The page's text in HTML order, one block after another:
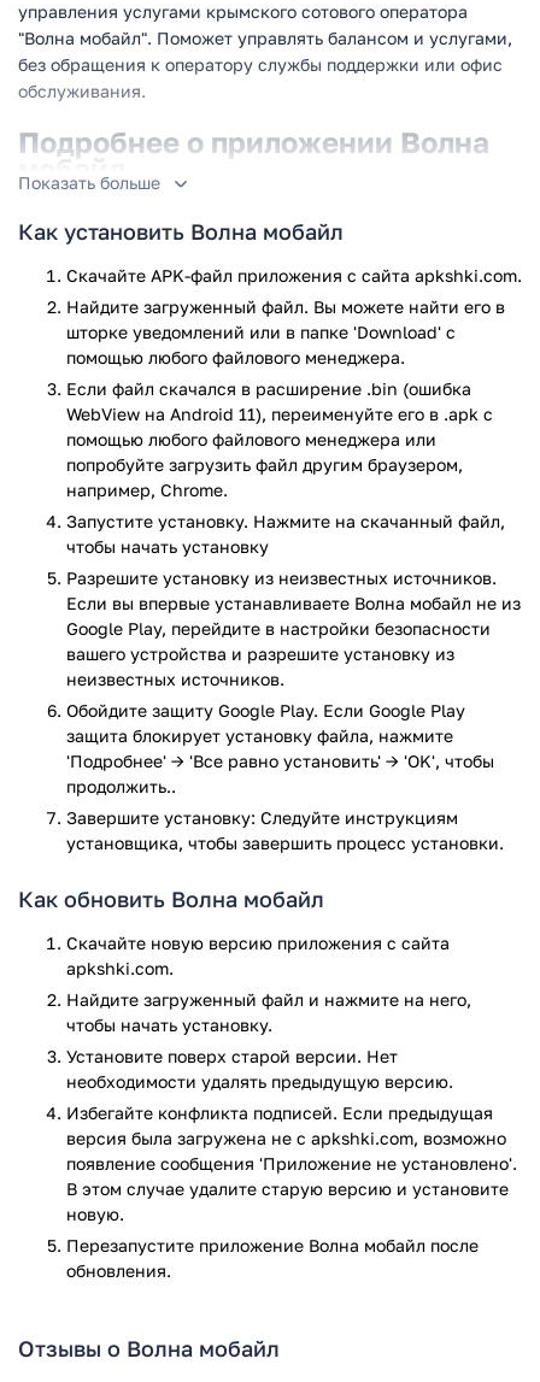
управления услугами крымского сотового оператора
"Волна мобайл". Поможет управлять балансом и услугами,
без обращения к оператору службы поддержки или офис
обслуживания.
Подробнее о приложении Волна
мобайл
Если вы являетесь абонентом одноименного крымского
сотового оператора, рекомендуем скачать последнюю
версию этого приложения на ваш смартфон. Этот сервис
самообслуживания поможет вам самостоятельно
управлять вашим балансом, тарифным планом и
подключенными услугами, прямо с экрана телефона. Здесь
вы сможете мгновенно проверить актуальный баланс и
остаток по пакетам минут, смс и гигабайт интернет
трафика, сможете воспользоваться обещанным платежом
или заказать детализацию счета. Здесь же представлена
полная информация по вашему тарифу, а также прочих
доступных тарифных планах с условиями их подключения.
Приятной особенностью программы станет наличие
полезной информации для туристов и гостей Крыма:
достопримечательности полуострова, последние новости и
многое другое.
Ключевые особенности программы:
Управление балансом и подключенными услугами.
Информация о вашем тарифе.
Изменение тарифного плана.
Список всех доступных услуг с возможностью их
подключения.
Информация о ближайших точках продаж.
Пополнение баланса.
Новости полуострова.
Афиша мероприятий.
Быстрая связь со службой поддержки.
Вы всегда можете скачать официальное мобильное
приложение сотового оператора Волна мобайл для Android
совершенно бесплатно, с сайта apkshki.com.
Приложение Волна мобайл прошло проверку антивирусом
VirusTotal. В результате проверки по всем последним
сигнатурам заражения файлов не выявлено.
Показать больше
Как установить Волна мобайл
Скачайте APK-файл приложения с сайта apkshki.com.
Найдите загруженный файл. Вы можете найти его в
шторке уведомлений или в папке 'Download' с
помощью любого файлового менеджера.
Если файл скачался в расширение .bin (ошибка
WebView на Android 11), переименуйте его в .apk с
помощью любого файлового менеджера или
попробуйте загрузить файл другим браузером,
например, Chrome.
Запустите установку. Нажмите на скачанный файл,
чтобы начать установку
Разрешите установку из неизвестных источников.
Если вы впервые устанавливаете Волна мобайл не из
Google Play, перейдите в настройки безопасности
вашего устройства и разрешите установку из
неизвестных источников.
Обойдите защиту Google Play. Если Google Play
защита блокирует установку файла, нажмите
'Подробнее' → 'Все равно установить' → 'OK', чтобы
продолжить..
Завершите установку: Следуйте инструкциям
установщика, чтобы завершить процесс установки.
Как обновить Волна мобайл
Скачайте новую версию приложения с сайта
apkshki.com.
Найдите загруженный файл и нажмите на него,
чтобы начать установку.
Установите поверх старой версии. Нет
необходимости удалять предыдущую версию.
Избегайте конфликта подписей. Если предыдущая
версия была загружена не с apkshki.com, возможно
появление сообщения 'Приложение не установлено'.
В этом случае удалите старую версию и установите
новую.
Перезапустите приложениe Волна мобайл после
обновления.
Отзывы о Волна мобайл